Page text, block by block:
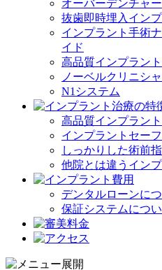
オーバーデンチャー
抜歯即時埋入イン
インプラント手術
イド
高品質インプラント
ノーベルクリニシ
N1システム
高品質インプラント
インプラントセー
しっかりした術前
他院とは違うイン
デンタルローンに
保証システムにつ